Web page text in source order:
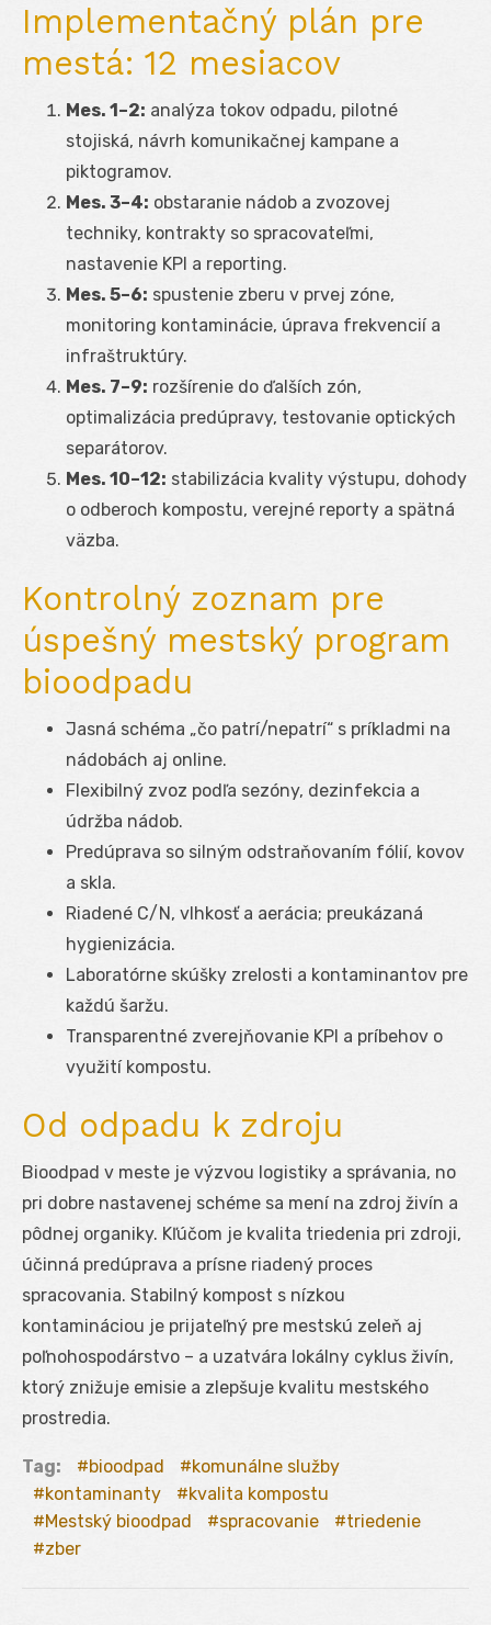
Implementačný plán pre
mestá: 12 mesiacov
Mes. 1–2: analýza tokov odpadu, pilotné
stojiská, návrh komunikačnej kampane a
piktogramov.
Mes. 3–4: obstaranie nádob a zvozovej
techniky, kontrakty so spracovateľmi,
nastavenie KPI a reporting.
Mes. 5–6: spustenie zberu v prvej zóne,
monitoring kontaminácie, úprava frekvencií a
infraštruktúry.
Mes. 7–9: rozšírenie do ďalších zón,
optimalizácia predúpravy, testovanie optických
separátorov.
Mes. 10–12: stabilizácia kvality výstupu, dohody
o odberoch kompostu, verejné reporty a spätná
väzba.
Kontrolný zoznam pre
úspešný mestský program
bioodpadu
Jasná schéma „čo patrí/nepatrí“ s príkladmi na
nádobách aj online.
Flexibilný zvoz podľa sezóny, dezinfekcia a
údržba nádob.
Predúprava so silným odstraňovaním fólií, kovov
a skla.
Riadené C/N, vlhkosť a aerácia; preukázaná
hygienizácia.
Laboratórne skúšky zrelosti a kontaminantov pre
každú šaržu.
Transparentné zverejňovanie KPI a príbehov o
využití kompostu.
Od odpadu k zdroju
Bioodpad v meste je výzvou logistiky a správania, no
pri dobre nastavenej schéme sa mení na zdroj živín a
pôdnej organiky. Kľúčom je kvalita triedenia pri zdroji,
účinná predúprava a prísne riadený proces
spracovania. Stabilný kompost s nízkou
kontamináciou je prijateľný pre mestskú zeleň aj
poľnohospodárstvo – a uzatvára lokálny cyklus živín,
ktorý znižuje emisie a zlepšuje kvalitu mestského
prostredia.
Tag: bioodpad
komunálne služby
kontaminanty
kvalita kompostu
Mestský bioodpad
spracovanie
triedenie
zber